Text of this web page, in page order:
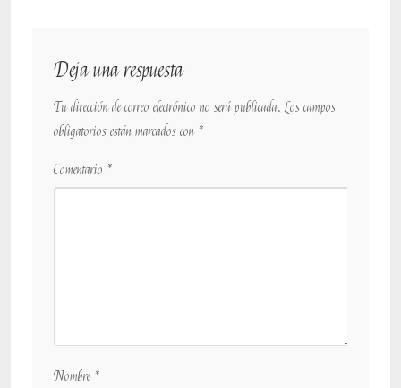
Deja una respuesta
Tu dirección de correo electrónico no será publicada. Los campos
obligatorios están marcados con *
Comentario *
Nombre *